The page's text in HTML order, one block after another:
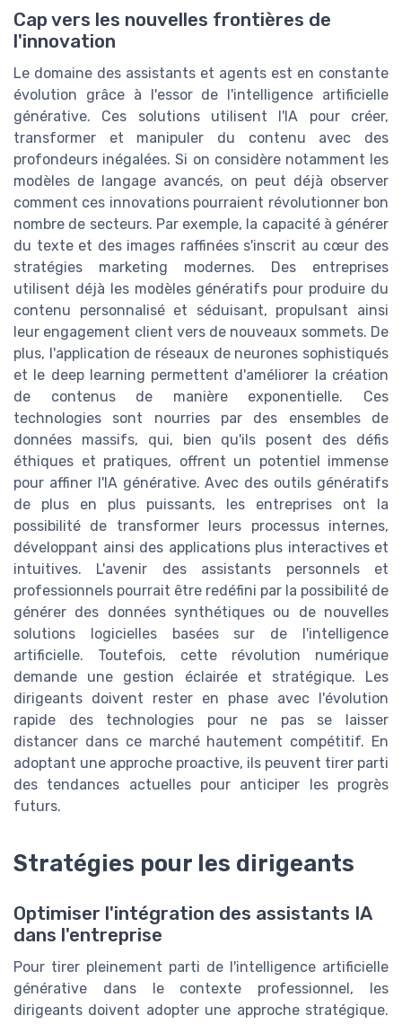
Cap vers les nouvelles frontières de
l'innovation
Le domaine des assistants et agents est en constante
évolution grâce à l'essor de l'intelligence artificielle
générative. Ces solutions utilisent l'IA pour créer,
transformer et manipuler du contenu avec des
profondeurs inégalées. Si on considère notamment les
modèles de langage avancés, on peut déjà observer
comment ces innovations pourraient révolutionner bon
nombre de secteurs. Par exemple, la capacité à générer
du texte et des images raffinées s'inscrit au cœur des
stratégies marketing modernes. Des entreprises
utilisent déjà les modèles génératifs pour produire du
contenu personnalisé et séduisant, propulsant ainsi
leur engagement client vers de nouveaux sommets. De
plus, l'application de réseaux de neurones sophistiqués
et le deep learning permettent d'améliorer la création
de contenus de manière exponentielle. Ces
technologies sont nourries par des ensembles de
données massifs, qui, bien qu'ils posent des défis
éthiques et pratiques, offrent un potentiel immense
pour affiner l'IA générative. Avec des outils génératifs
de plus en plus puissants, les entreprises ont la
possibilité de transformer leurs processus internes,
développant ainsi des applications plus interactives et
intuitives. L'avenir des assistants personnels et
professionnels pourrait être redéfini par la possibilité de
générer des données synthétiques ou de nouvelles
solutions logicielles basées sur de l'intelligence
artificielle. Toutefois, cette révolution numérique
demande une gestion éclairée et stratégique. Les
dirigeants doivent rester en phase avec l'évolution
rapide des technologies pour ne pas se laisser
distancer dans ce marché hautement compétitif. En
adoptant une approche proactive, ils peuvent tirer parti
des tendances actuelles pour anticiper les progrès
futurs.
Stratégies pour les dirigeants
Optimiser l'intégration des assistants IA
dans l'entreprise
Pour tirer pleinement parti de l'intelligence artificielle
générative dans le contexte professionnel, les
dirigeants doivent adopter une approche stratégique.